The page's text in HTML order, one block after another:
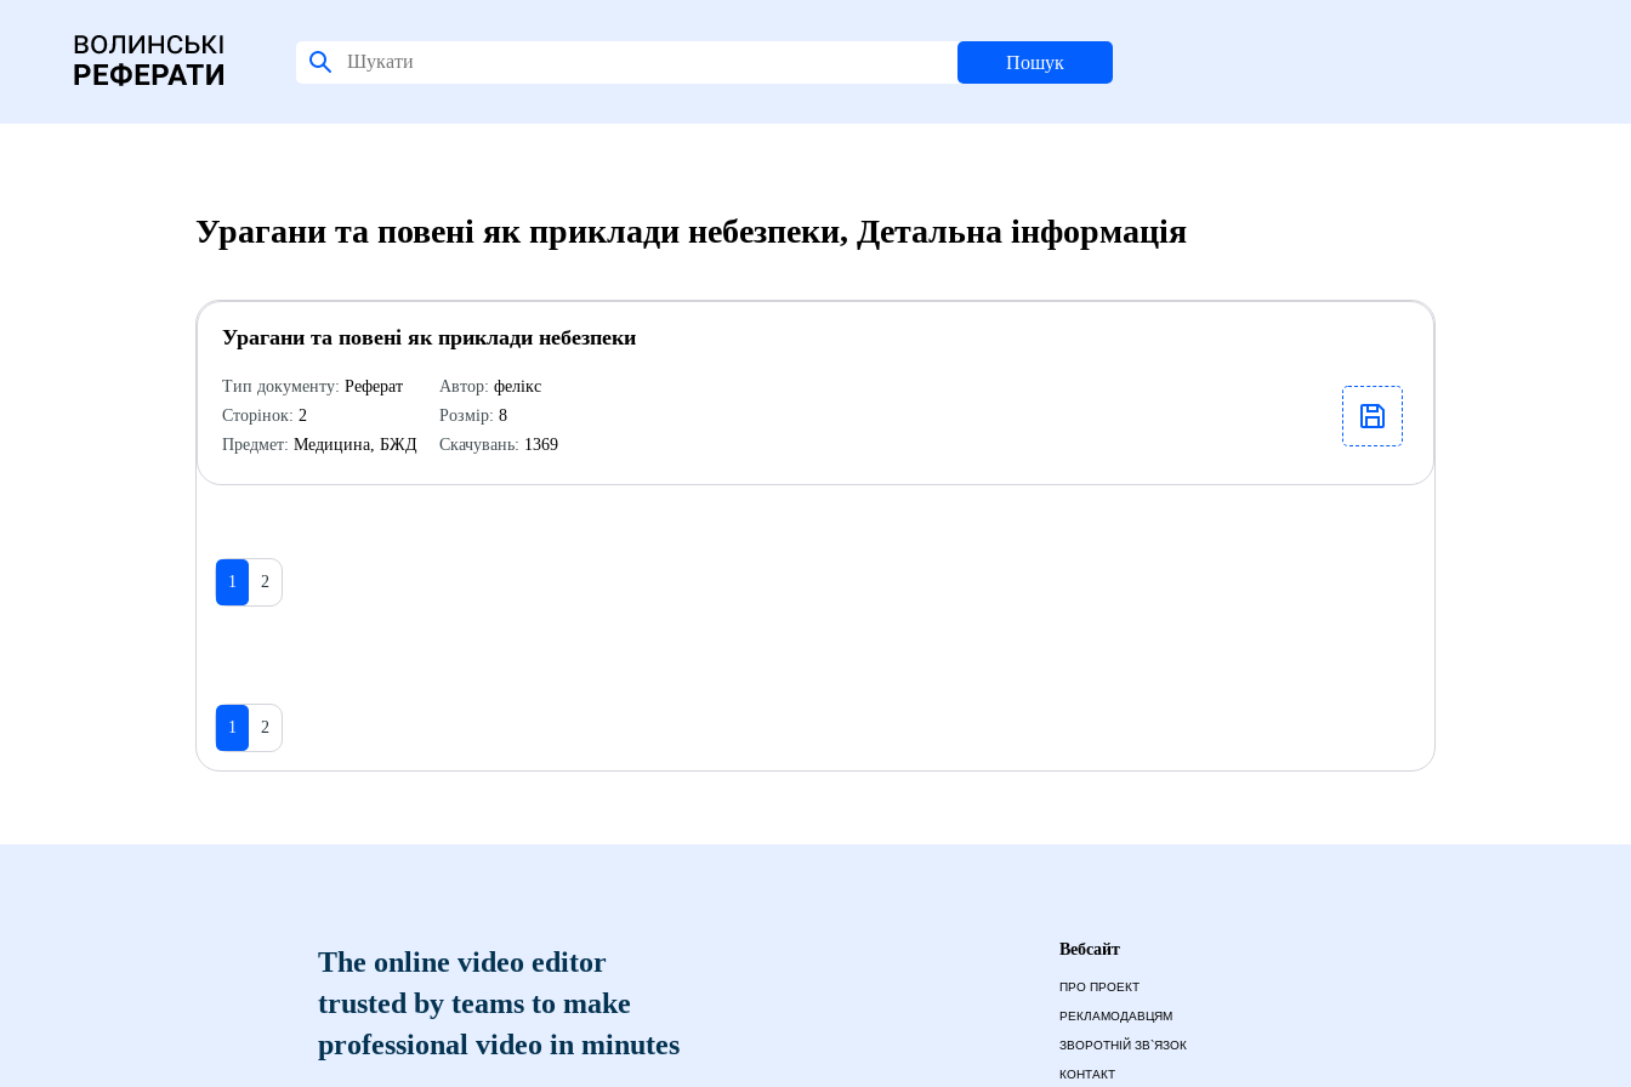
Пошук
Урагани та повені як приклади небезпеки, Детальна інформація
Урагани та повені як приклади небезпеки
Тип документу: Реферат
Сторінок: 2
Предмет: Медицина, БЖД
Автор: фелікс
Розмір: 8
Скачувань: 1369
1 2
1 2
The online video editor
trusted by teams to make
professional video in minutes
Вебсайт
ПРО ПРОЕКТ
РЕКЛАМОДАВЦЯМ
ЗВОРОТНІЙ ЗВ`ЯЗОК
КОНТАКТ